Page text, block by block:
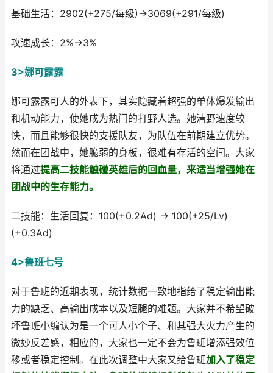
基础生活：2902(+275/每级)→3069(+291/每级)
攻速成长：2%→3%
3>娜可露露
娜可露露可人的外表下，其实隐藏着超强的单体爆发输出
和机动能力，使她成为热门的打野人选。她清野速度较
快，而且能够很快的支援队友，为队伍在前期建立优势。
然而在团战中，她脆弱的身板，很难有存活的空间。大家
将通过提高二技能触碰英雄后的回血量，来适当增强她在
团战中的生存能力。
二技能：生活回复：100(+0.2Ad) → 100(+25/Lv)
(+0.3Ad)
4>鲁班七号
对于鲁班的近期表现，统计数据一致地指给了稳定输出能
力的缺乏、高输出成本以及短腿的难题。大家并不希望破
坏鲁班小编认为是一个可人小个子、和其强大火力产生的
微妙反差感，相应的，大家也一定不会为鲁班增添强效位
移或者稳定控制。在此次调整中大家又给鲁班加入了稳定